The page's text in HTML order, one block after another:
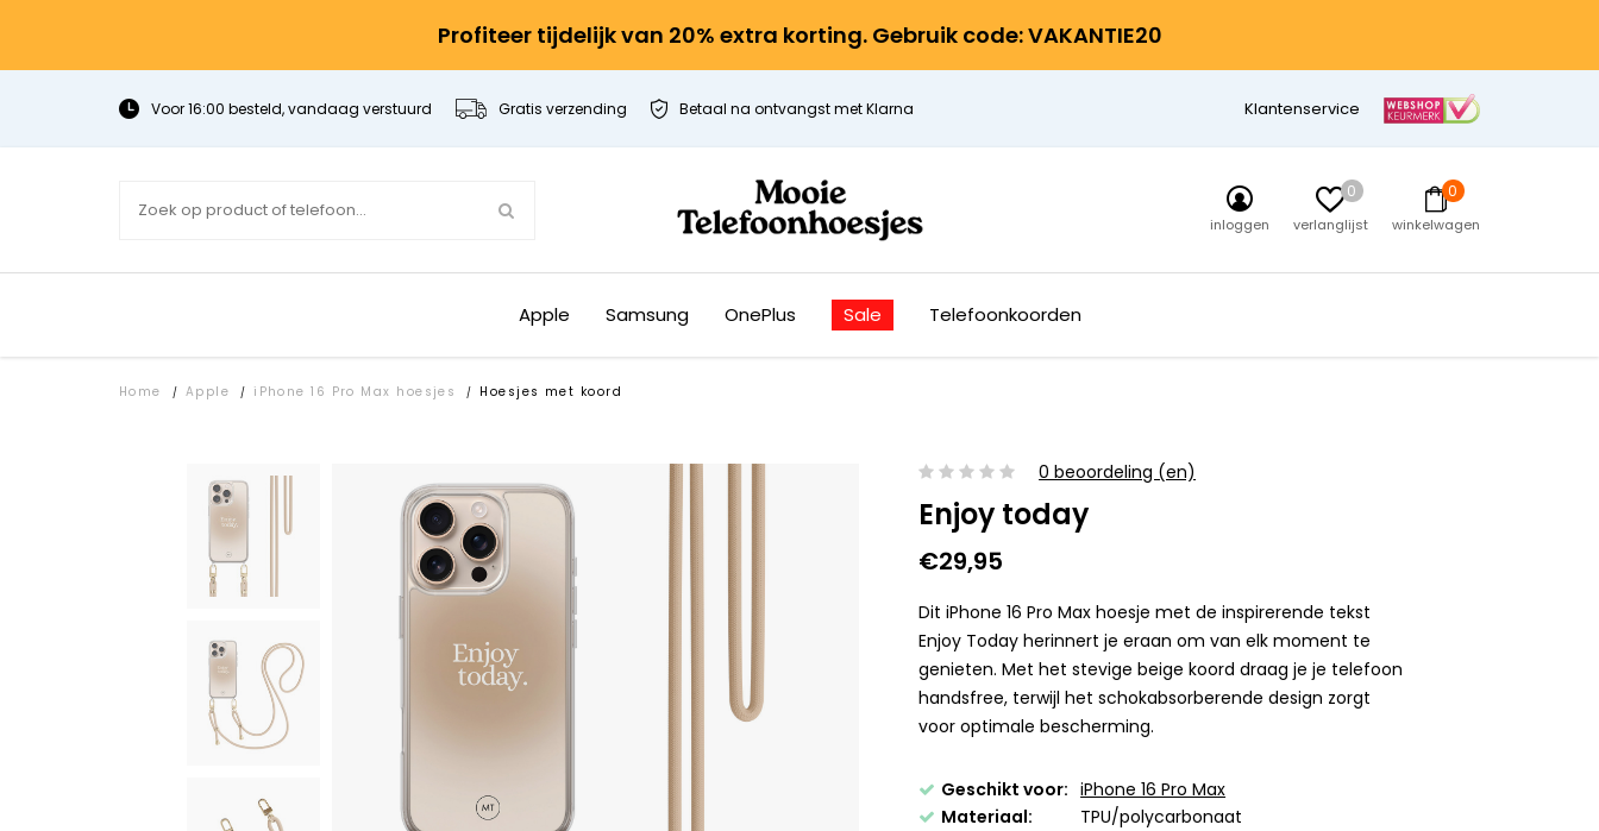
Profiteer tijdelijk van 20% extra korting. Gebruik code: VAKANTIE20
Voor 16:00 besteld, vandaag verstuurd Gratis verzending Betaal na ontvangst met Klarna Klantenservice
inloggen
0
verlanglijst
0
winkelwagen
Apple Samsung OnePlus Sale Telefoonkoorden
Home / Apple / iPhone 16 Pro Max hoesjes / Hoesjes met koord
0 beoordeling (en)
Enjoy today
€29,95
Dit iPhone 16 Pro Max hoesje met de inspirerende tekst
Enjoy Today herinnert je eraan om van elk moment te
genieten. Met het stevige beige koord draag je je telefoon
handsfree, terwijl het schokabsorberende design zorgt
voor optimale bescherming.
Geschikt voor: iPhone 16 Pro Max
Materiaal:
TPU/polycarbonaat